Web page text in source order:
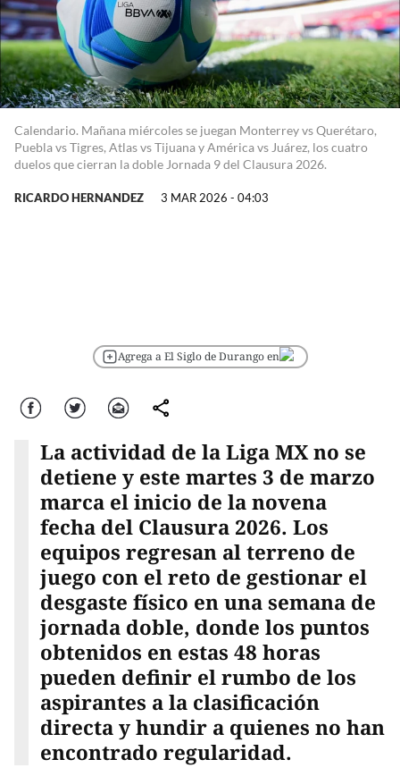
Calendario. Mañana miércoles se juegan Monterrey vs Querétaro,
Puebla vs Tigres, Atlas vs Tijuana y América vs Juárez, los cuatro
duelos que cierran la doble Jornada 9 del Clausura 2026.
RICARDO HERNANDEZ 3 MAR 2026 - 04:03
Agrega a El Siglo de Durango en
Facebook Twitter Correo comparte
La actividad de la Liga MX no se
detiene y este martes 3 de marzo
marca el inicio de la novena
fecha del Clausura 2026. Los
equipos regresan al terreno de
juego con el reto de gestionar el
desgaste físico en una semana de
jornada doble, donde los puntos
obtenidos en estas 48 horas
pueden definir el rumbo de los
aspirantes a la clasificación
directa y hundir a quienes no han
encontrado regularidad.